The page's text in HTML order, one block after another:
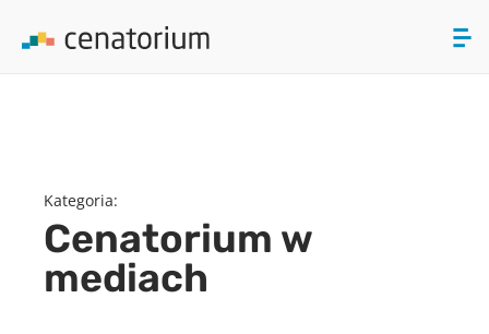
Kategoria:
Cenatorium w
mediach